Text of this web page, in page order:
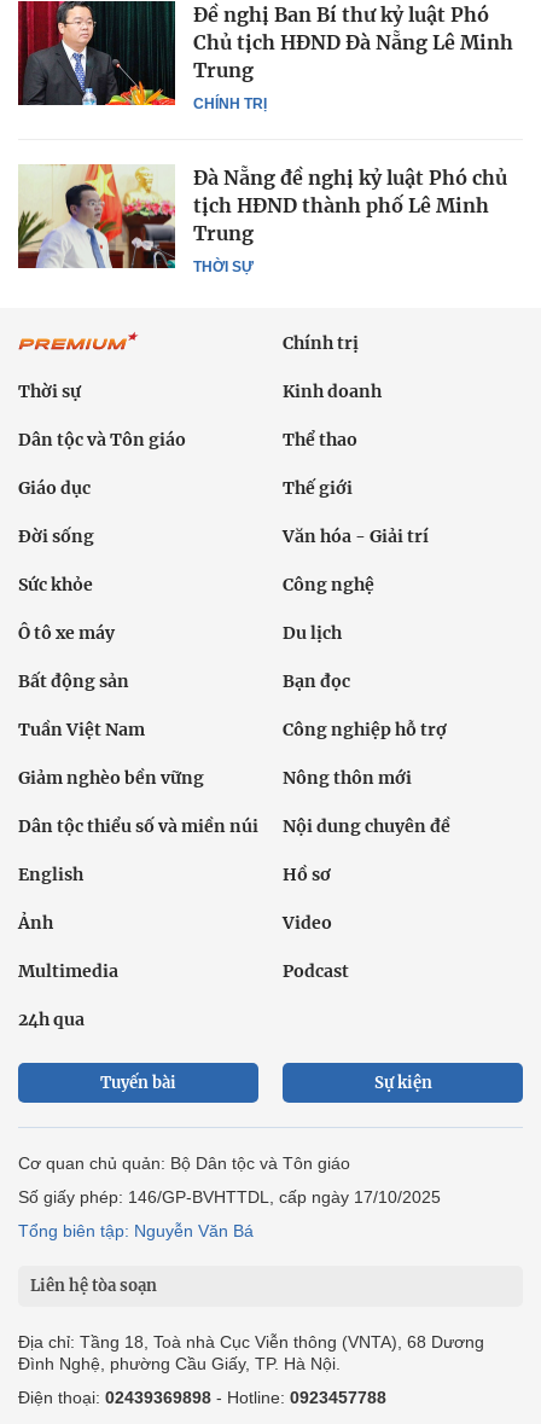
CHÍNH TRỊ
Đề nghị Ban Bí thư kỷ luật Phó
Chủ tịch HĐND Đà Nẵng Lê Minh
Trung
THỜI SỰ
Đà Nẵng đề nghị kỷ luật Phó chủ
tịch HĐND thành phố Lê Minh
Trung
Chính trị
Thời sự Kinh doanh
Dân tộc và Tôn giáo Thể thao
Giáo dục Thế giới
Đời sống Văn hóa - Giải trí
Sức khỏe Công nghệ
Ô tô xe máy Du lịch
Bất động sản Bạn đọc
Tuần Việt Nam Công nghiệp hỗ trợ
Giảm nghèo bền vững Nông thôn mới
Dân tộc thiểu số và miền núi Nội dung chuyên đề
English Hồ sơ
Ảnh Video
Multimedia Podcast
24h qua
Tuyến bài Sự kiện
Cơ quan chủ quản: Bộ Dân tộc và Tôn giáo
Số giấy phép: 146/GP-BVHTTDL, cấp ngày 17/10/2025
Tổng biên tập: Nguyễn Văn Bá
Liên hệ tòa soạn
Địa chỉ: Tầng 18, Toà nhà Cục Viễn thông (VNTA), 68 Dương
Đình Nghệ, phường Cầu Giấy, TP. Hà Nội.
Điện thoại: 02439369898 - Hotline: 0923457788